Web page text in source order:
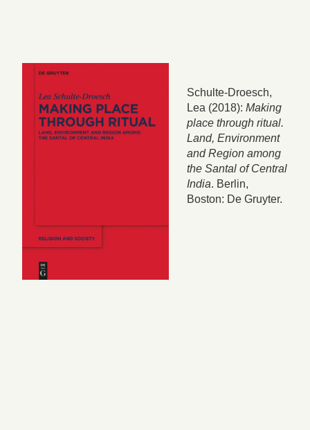
Schulte-Droesch,
Lea (2018): Making
place through ritual.
Land, Environment
and Region among
the Santal of Central
India. Berlin,
Boston: De Gruyter.